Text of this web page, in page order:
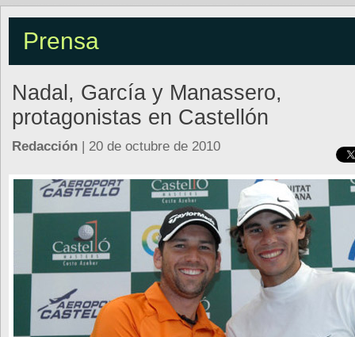
Prensa
Nadal, García y Manassero,
protagonistas en Castellón
Redacción | 20 de octubre de 2010